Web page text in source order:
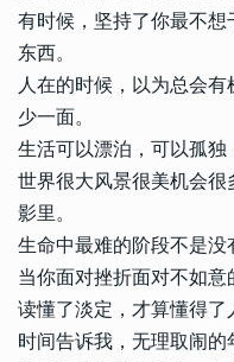
有时候，坚持了你最不
东西。
人在的时候，以为总会
少一面。
生活可以漂泊，可以孤独
世界很大风景很美机会很
影里。
生命中最难的阶段不是没
当你面对挫折面对不如意
读懂了淡定，才算懂得了
时间告诉我，无理取闹的